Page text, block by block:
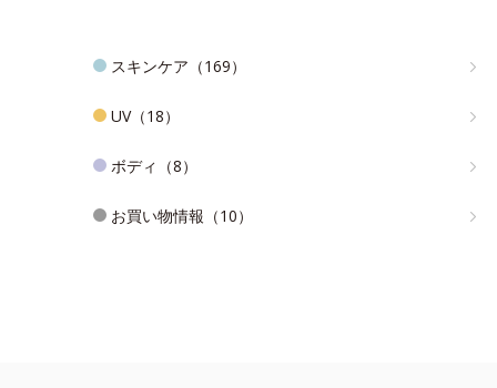
スキンケア（169）
UV（18）
ボディ（8）
お買い物情報（10）